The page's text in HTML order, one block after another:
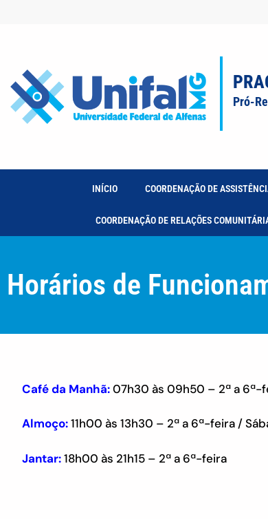
Pró-
INÍCIO COORDENAÇÃO DE
COORDENAÇÃO DE RELAÇÕES
Horários de
Café da Manhã:07h30 às 09h50 – 2ª a 6ª-
Almoço:11h00 às 13h30 – 2ª a 6ª-feira /
Jantar:18h00 às 21h15 – 2ª a 6ª-feira